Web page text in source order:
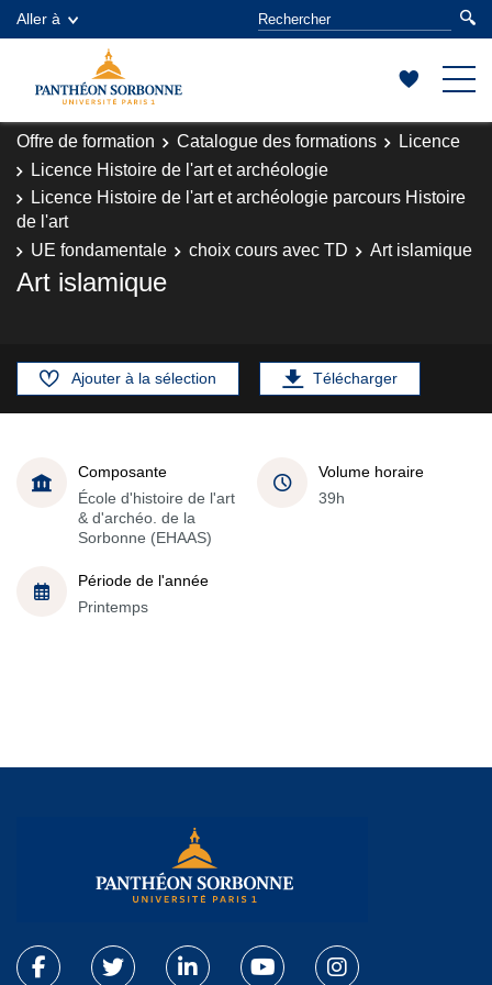
Aller à
Offre de formation Catalogue des formations
Licence
Licence Histoire de l'art et archéologie
Licence Histoire de l'art et archéologie parcours Histoire
de l'art
UE fondamentale
choix cours avec TD Art islamique
Art islamique
Ajouter à la sélection Télécharger
Composante
École d'histoire de l'art
& d'archéo. de la
Sorbonne (EHAAS)
Volume horaire
39h
Période de l'année
Printemps